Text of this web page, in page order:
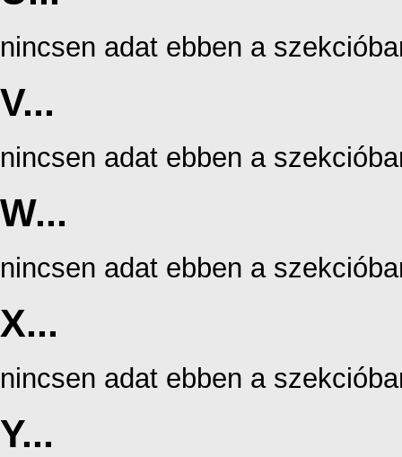
nincsen adat ebben a
V...
nincsen adat ebben a
W...
nincsen adat ebben a
X...
nincsen adat ebben a
Y...